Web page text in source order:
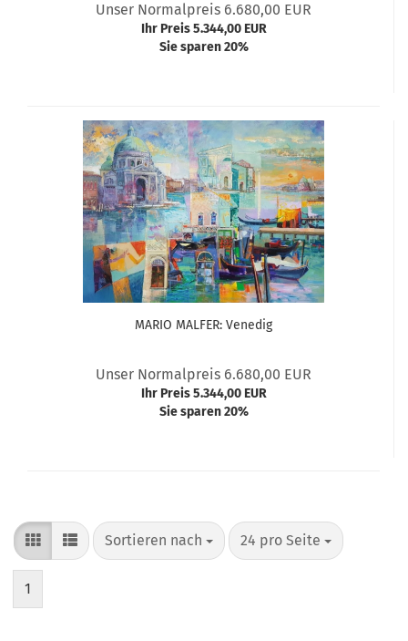
Unser Normalpreis 6.680,00 EUR
Ihr Preis 5.344,00 EUR
Sie sparen 20%
MARIO MALFER: Venedig
Unser Normalpreis 6.680,00 EUR
Ihr Preis 5.344,00 EUR
Sie sparen 20%
Sortieren nach
Sortieren nach 24 pro Seite
pro Seite
1